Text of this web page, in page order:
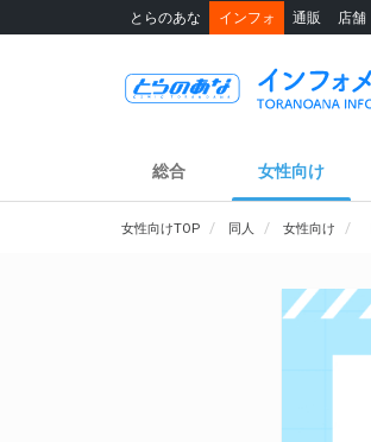
とらのあな インフォ 通販 店舗
総合 女性向け
女性向けTOP 同人 女性向け